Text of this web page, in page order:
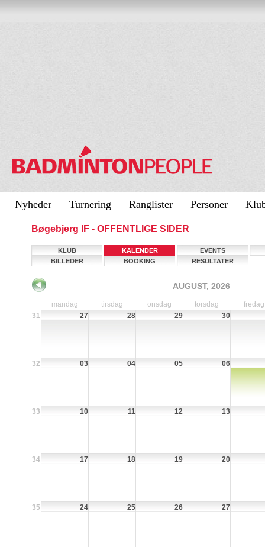
Nyheder Turnering Ranglister Personer
Bøgebjerg IF - OFFENTLIGE SIDER
KLUB KALENDER
EVENTS
BILLEDER
BOOKING RESULTATER
AUGUST, 2026
mandag tirsdag onsdag torsdag
fredag
31
27 28 29 30
32 03 04 05 06
33 10 11 12 13
34 17 18 19 20
35 24 25 26 27